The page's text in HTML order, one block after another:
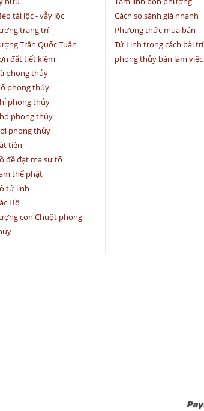
tài lộc - vẫy lộc
trang trí
Trần Quốc Tuấn
đất tiết kiệm
phong thủy
phong thủy
phong thủy
phong thủy
phong thủy
tiên
đề đạt ma sư tổ
thế phật
tứ linh
Hồ
con Chuột phong
Cách so sánh giá nhanh
Phương thức mua bán
Tứ Linh trong cách bài trí
phong thủy bàn làm việc